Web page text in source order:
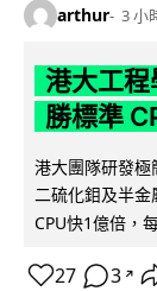
arthur 3 小
港大工
勝標準
港大團隊研發極
二硫化鉬及半
CPU快1億倍，
27 3 ↗